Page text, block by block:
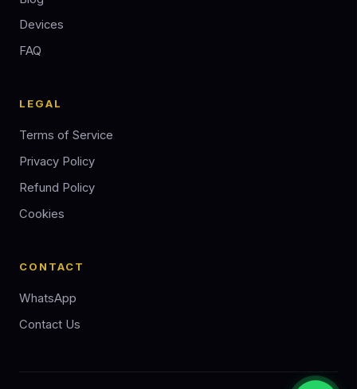
Devices
FAQ
LEGAL
Terms of Service
Privacy Policy
Refund Policy
Cookies
CONTACT
WhatsApp
Contact Us